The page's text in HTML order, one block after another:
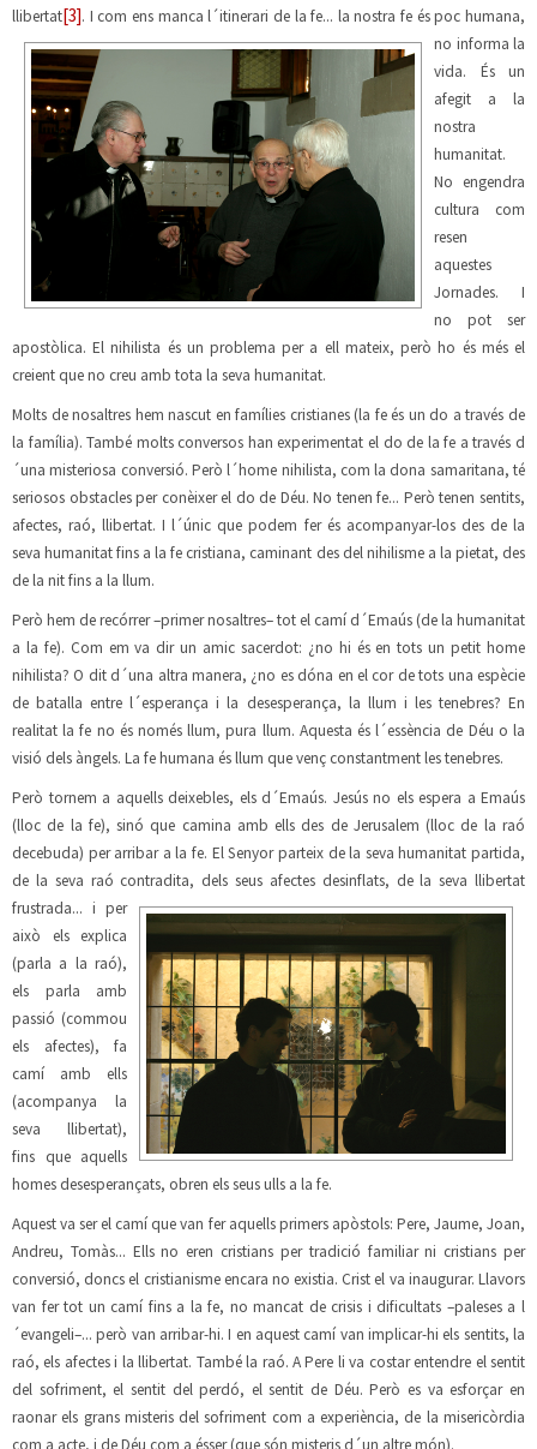
llibertat[3]. I com ens manca l´itinerari de la fe... la nostra fe és poc humana,
no informa la
vida. És un
afegit a la
nostra
humanitat.
No engendra
cultura com
resen
aquestes
Jornades. I
no pot ser
apostòlica. El nihilista és un problema per a ell mateix, però ho és més el
creient que no creu amb tota la seva humanitat.
Molts de nosaltres hem nascut en famílies cristianes (la fe és un do a través de
la família). També molts conversos han experimentat el do de la fe a través d
´una misteriosa conversió. Però l´home nihilista, com la dona samaritana, té
seriosos obstacles per conèixer el do de Déu. No tenen fe... Però tenen sentits,
afectes, raó, llibertat. I l´únic que podem fer és acompanyar-los des de la
seva humanitat fins a la fe cristiana, caminant des del nihilisme a la pietat, des
de la nit fins a la llum.
Però hem de recórrer –primer nosaltres– tot el camí d´Emaús (de la humanitat
a la fe). Com em va dir un amic sacerdot: ¿no hi és en tots un petit home
nihilista? O dit d´una altra manera, ¿no es dóna en el cor de tots una espècie
de batalla entre l´esperança i la desesperança, la llum i les tenebres? En
realitat la fe no és només llum, pura llum. Aquesta és l´essència de Déu o la
visió dels àngels. La fe humana és llum que venç constantment les tenebres.
Però tornem a aquells deixebles, els d´Emaús. Jesús no els espera a Emaús
(lloc de la fe), sinó que camina amb ells des de Jerusalem (lloc de la raó
decebuda) per arribar a la fe. El Senyor parteix de la seva humanitat partida,
de la seva raó contradita, dels seus afectes desinflats, de la seva llibertat
frustrada... i per
això els explica
(parla a la raó),
els parla amb
passió (commou
els afectes), fa
camí amb ells
(acompanya la
seva llibertat),
fins que aquells
homes desesperançats, obren els seus ulls a la fe.
Aquest va ser el camí que van fer aquells primers apòstols: Pere, Jaume, Joan,
Andreu, Tomàs... Ells no eren cristians per tradició familiar ni cristians per
conversió, doncs el cristianisme encara no existia. Crist el va inaugurar. Llavors
van fer tot un camí fins a la fe, no mancat de crisis i dificultats –paleses a l
´evangeli–... però van arribar-hi. I en aquest camí van implicar-hi els sentits, la
raó, els afectes i la llibertat. També la raó. A Pere li va costar entendre el sentit
del sofriment, el sentit del perdó, el sentit de Déu.Però es va esforçar en
raonar els grans misteris del sofriment com a experiència, de la misericòrdia
com a acte, i de Déu com a ésser (que són misteris d´un altre món).